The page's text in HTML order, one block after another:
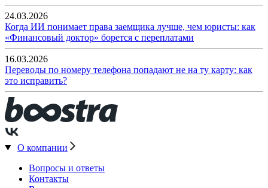
24.03.2026
Когда ИИ понимает права заемщика лучше, чем юристы: как
«Финансовый доктор» борется с переплатами
16.03.2026
Переводы по номеру телефона попадают не на ту карту: как
это исправить?
О компании
Вопросы и ответы
Контакты